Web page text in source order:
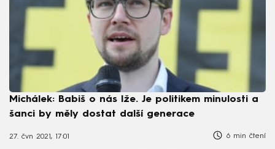
Michálek: Babiš o nás lže. Je politikem minulosti a
šanci by měly dostat další generace
27. čvn 2021, 17:01 6 min čtení